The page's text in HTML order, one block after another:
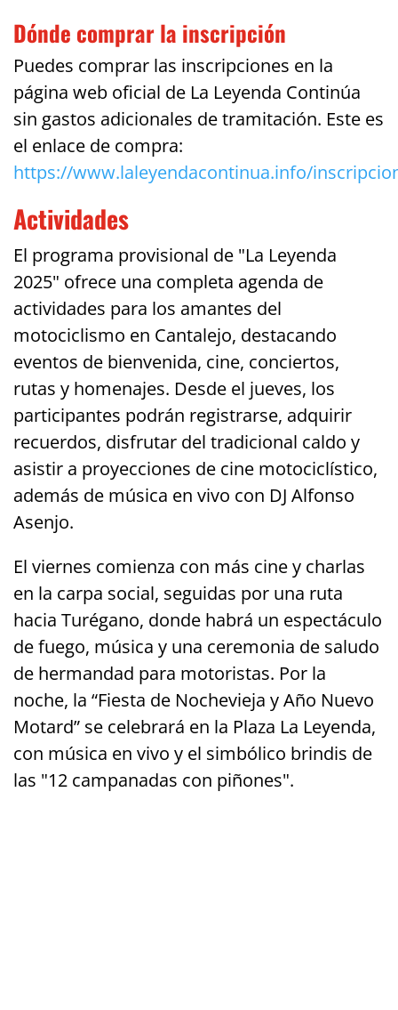
Dónde comprar la inscripción
Puedes comprar las inscripciones en la
página web oficial de La Leyenda Continúa
sin gastos adicionales de tramitación. Este es
el enlace de compra:
https://www.laleyendacontinua.info/
Actividades
El programa provisional de "La Leyenda
2025" ofrece una completa agenda de
actividades para los amantes del
motociclismo en Cantalejo, destacando
eventos de bienvenida, cine, conciertos,
rutas y homenajes. Desde el jueves, los
participantes podrán registrarse, adquirir
recuerdos, disfrutar del tradicional caldo y
asistir a proyecciones de cine motociclístico,
además de música en vivo con DJ Alfonso
Asenjo.
El viernes comienza con más cine y charlas
en la carpa social, seguidas por una ruta
hacia Turégano, donde habrá un espectáculo
de fuego, música y una ceremonia de saludo
de hermandad para motoristas. Por la
noche, la “Fiesta de Nochevieja y Año Nuevo
Motard” se celebrará en la Plaza La Leyenda,
con música en vivo y el simbólico brindis de
las "12 campanadas con piñones".